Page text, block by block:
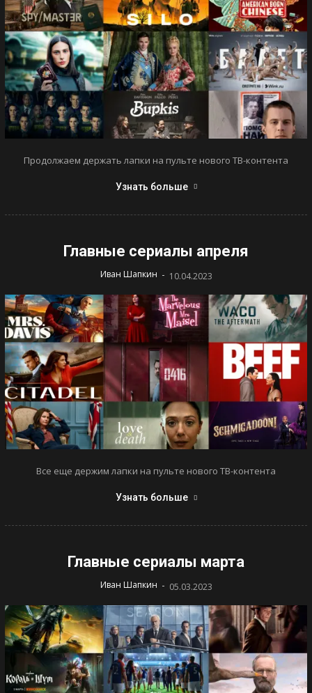
Продолжаем держать лапки на пульте нового ТВ-контента
Узнать больше
Главные сериалы апреля
Иван Шапкин - 10.04.2023
Все еще держим лапки на пульте нового ТВ-контента
Узнать больше
Главные сериалы марта
Иван Шапкин - 05.03.2023